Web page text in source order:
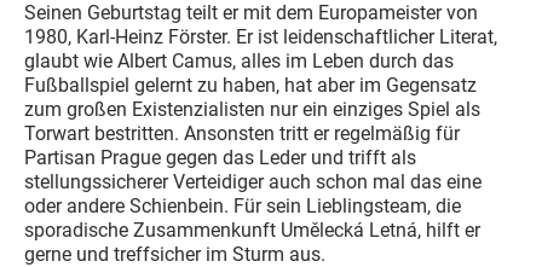
Seinen Geburtstag teilt er mit dem Europameister von
1980, Karl-Heinz Förster. Er ist leidenschaftlicher Literat,
glaubt wie Albert Camus, alles im Leben durch das
Fußballspiel gelernt zu haben, hat aber im Gegensatz
zum großen Existenzialisten nur ein einziges Spiel als
Torwart bestritten. Ansonsten tritt er regelmäßig für
Partisan Prague gegen das Leder und trifft als
stellungssicherer Verteidiger auch schon mal das eine
oder andere Schienbein. Für sein Lieblingsteam, die
sporadische Zusammenkunft Umělecká Letná, hilft er
gerne und treffsicher im Sturm aus.